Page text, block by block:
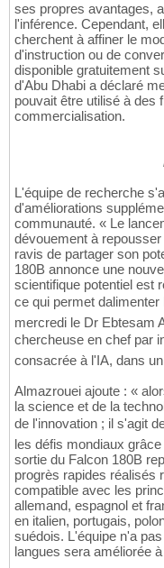
ses propres avantages,
l'inférence. Cependant,
cherchent à affiner le
d'instruction ou de
disponible gratuitement
d'Abu Dhabi a déclaré
pouvait être utilisé à des
commercialisation.
L'équipe de recherche
d'améliorations
communauté. « Le
dévouement à
ravis de partager son
180B annonce une
scientifique potentiel est
ce qui permet
mercredi le Dr Ebtesam
chercheuse en chef par
consacrée à l'IA, dans
Almazrouei ajoute : «
la science et de la
de l'innovation ; il s'agit
les défis mondiaux
sortie du Falcon 180B
progrès rapides réalisés
compatible avec les
allemand, espagnol et
en italien, portugais,
suédois. L'équipe n'a
langues sera améliorée